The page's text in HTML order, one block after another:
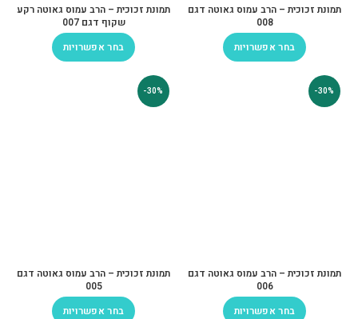
תמונת זכוכית – הרב עמוס גאוטה דגם
008
בחר אפשרויות
תמונת זכוכית – הרב עמוס גאוטה רקע
שקוף דגם 007
בחר אפשרויות
-30%
תמונת זכוכית – הרב עמוס גאוטה דגם
006
בחר אפשרויות
-30%
תמונת זכוכית – הרב עמוס גאוטה דגם
005
בחר אפשרויות